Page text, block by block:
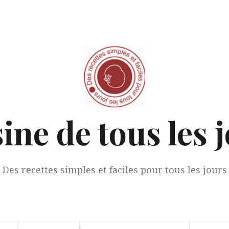
de tous les
Des recettes simples et faciles pour tous les jours